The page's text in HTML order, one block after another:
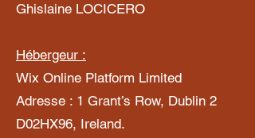
Ghislaine LOCICERO
Hébergeur :
Wix Online Platform Limited
Adresse : 1 Grant’s Row, Dublin 2
D02HX96, Ireland.